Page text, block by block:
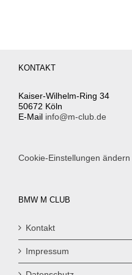
KONTAKT
Kaiser-Wilhelm-Ring 34
50672 Köln
E-Mail info@m-club.de
Cookie-Einstellungen ändern
BMW M CLUB
Kontakt
Impressum